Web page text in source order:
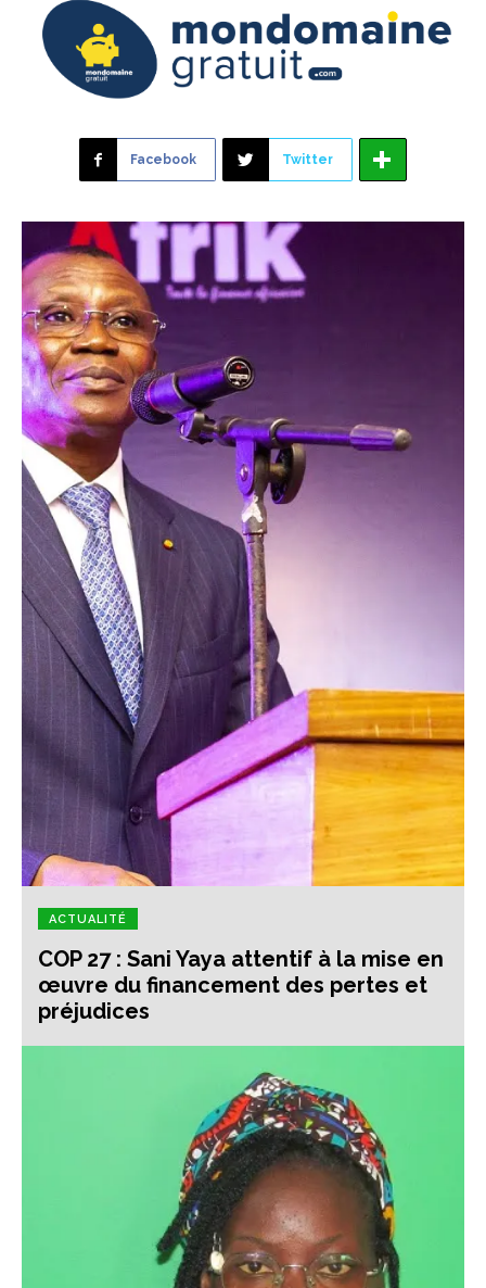
Facebook Twitter
ACTUALITÉ
COP 27 : Sani Yaya attentif à la mise en
œuvre du financement des pertes et
préjudices